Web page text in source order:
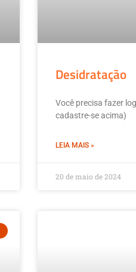
Desidratação
Você precisa fazer
cadastre-se acima)
LEIA MAIS »
20 de maio de 2024